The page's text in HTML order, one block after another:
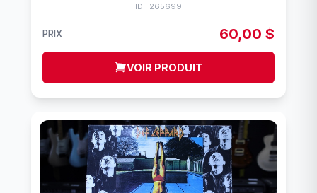
ID : 265699
PRIX 60,00 $
VOIR PRODUIT